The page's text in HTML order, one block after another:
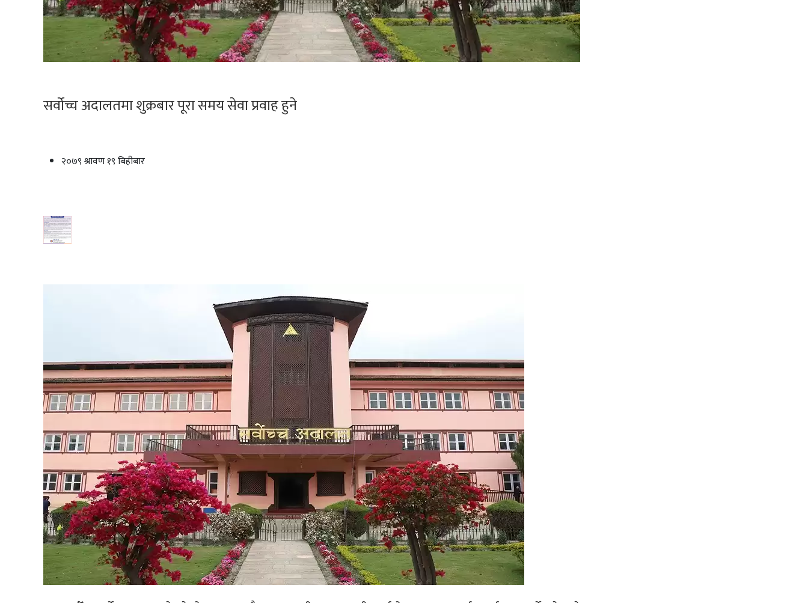
सर्वोच्च अदालतमा शुक्रबार पूरा समय सेवा प्रवाह हुने
२०७९ श्रावण १९ बिहीबार